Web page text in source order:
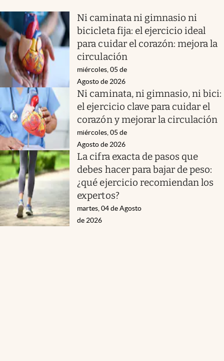
Ni caminata ni gimnasio ni
bicicleta fija: el ejercicio ideal
para cuidar el corazón: mejora la
circulación
miércoles, 05 de
Agosto de 2026
Ni caminata, ni gimnasio, ni bici:
el ejercicio clave para cuidar el
corazón y mejorar la circulación
miércoles, 05 de
Agosto de 2026
La cifra exacta de pasos que
debes hacer para bajar de peso:
¿qué ejercicio recomiendan los
expertos?
martes, 04 de Agosto
de 2026